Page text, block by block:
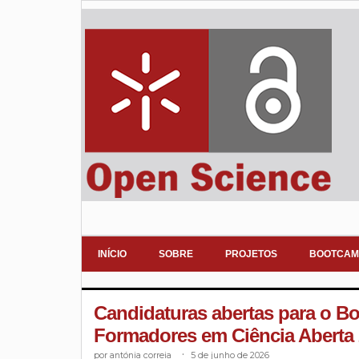
INÍCIO SOBRE PROJETOS
Candidaturas abertas para o
Formadores em Ciência Aberta
antónia correia 5 de junho de 2026